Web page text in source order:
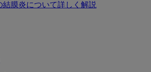
結膜炎について詳しく解説